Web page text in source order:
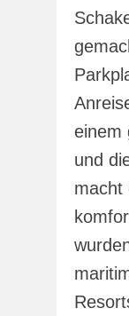
einem
und
macht